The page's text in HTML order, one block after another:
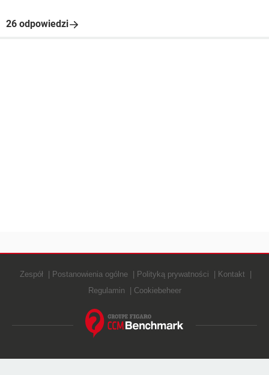
26 odpowiedzi
Zespół Postanowienia ogólne Polityką prywatności
Kontakt
Regulamin
Cookiebeheer